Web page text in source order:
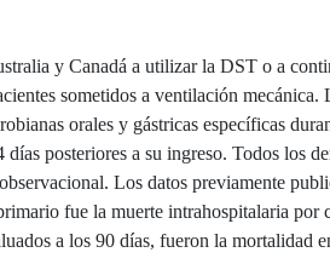
y Canadá a utilizar la DST o a
sometidos a ventilación mecánica.
orales y gástricas específicas
posteriores a su ingreso. Todos los
Los datos previamente
fue la muerte intrahospitalaria por
a los 90 días, fueron la mortalidad